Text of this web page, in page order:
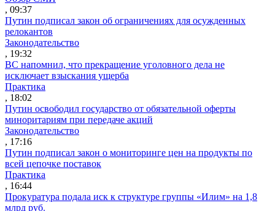
, 09:37
Путин подписал закон об ограничениях для осужденных
релокантов
Законодательство
, 19:32
ВС напомнил, что прекращение уголовного дела не
исключает взыскания ущерба
Практика
, 18:02
Путин освободил государство от обязательной оферты
миноритариям при передаче акций
Законодательство
, 17:16
Путин подписал закон о мониторинге цен на продукты по
всей цепочке поставок
Практика
, 16:44
Прокуратура подала иск к структуре группы «Илим» на 1,8
млрд руб.